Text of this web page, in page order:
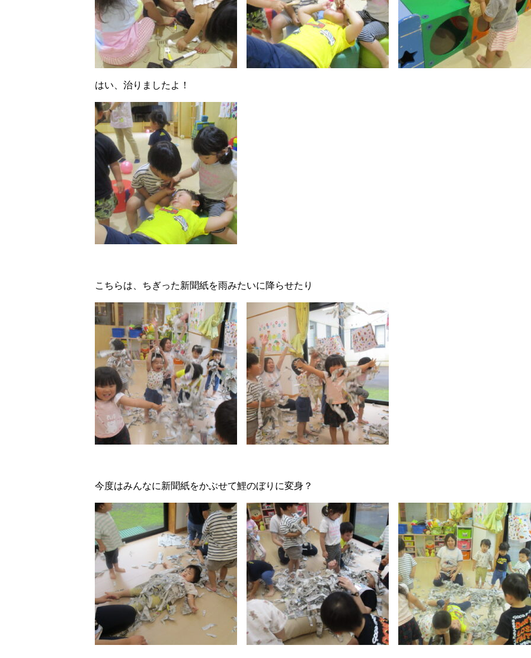
はい、治りましたよ！
こちらは、ちぎった新聞紙を雨みたいに降らせたり
今度はみんなに新聞紙をかぶせて鯉のぼりに変身？